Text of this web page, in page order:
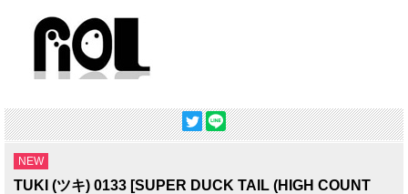
NEW
TUKI (ツキ) 0133 [SUPER DUCK TAIL (HIGH COUNT